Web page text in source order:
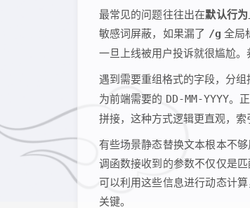
最常见的问题往往出在默认行为
敏感词屏蔽，如果漏了 /g 全局
一旦上线被用户投诉就很尴尬。
遇到需要重组格式的字段，分
为前端需要的 DD-MM-YYYY。
拼接，这种方式逻辑更直观，索
有些场景静态替换文本根本不
调函数接收到的参数不仅仅是
可以利用这些信息进行动态计
关键。